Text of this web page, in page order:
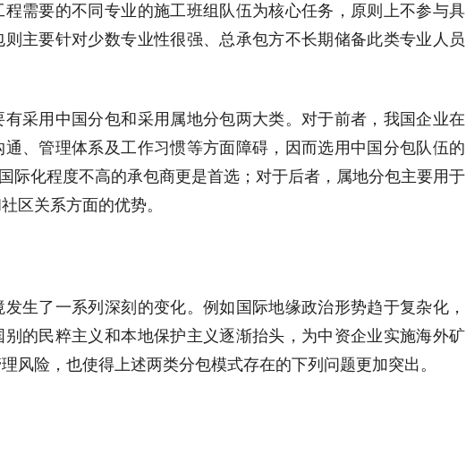
需要的不同专业的施工班组队伍为核心任务，原则上不参与具
主要针对少数专业性很强、总承包方不长期储备此类专业人员
采用中国分包和采用属地分包两大类。对于前者，我国企业在
、管理体系及工作习惯等方面障碍，因而选用中国分包队伍的
际化程度不高的承包商更是首选；对于后者，属地分包主要用于
区关系方面的优势。
生了一系列深刻的变化。例如国际地缘政治形势趋于复杂化，
的民粹主义和本地保护主义逐渐抬头，为中资企业实施海外矿
风险，也使得上述两类分包模式存在的下列问题更加突出。